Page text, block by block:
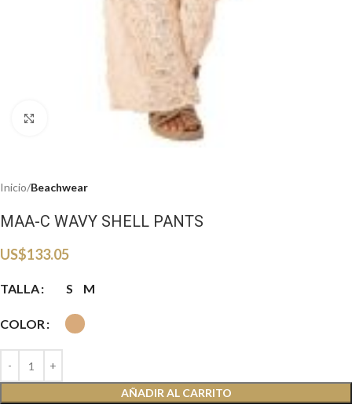
Haga clic para ampliar
Inicio Beachwear
MAA-C WAVY SHELL PANTS
US$133.05
TALLA S M
COLOR
AÑADIR AL CARRITO